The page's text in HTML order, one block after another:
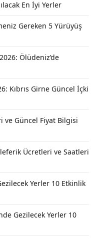
En İyi Yerler
Gereken 5 Yürüyüş
Ölüdeniz’de
Kıbrıs Girne Güncel İçki
ve Güncel Fiyat Bilgisi
Ücretleri ve Saatleri
Yerler 10 Etkinlik
Gezilecek Yerler 10